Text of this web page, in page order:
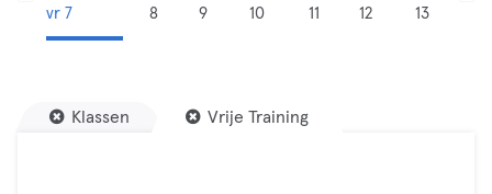
vr 7
8
9
10
11
12
13
Klassen Vrije Training